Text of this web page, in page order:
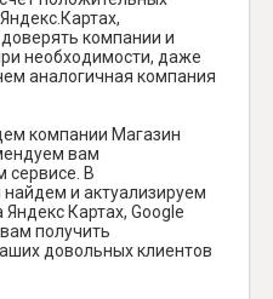
компании и
необходимости, даже
аналогичная компания
компании Магазин
вам
сервисе. В
и актуализируем
Картах, Google
получить
довольных клиентов